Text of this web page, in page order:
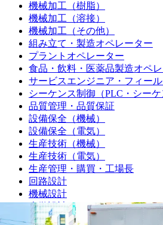
機械加工（樹脂）
機械加工（溶接）
機械加工（その他）
組み立て・製造オペレーター
プラントオペレーター
食品・飲料・医薬品製造オペ
サービスエンジニア・フィー
シーケンス制御（PLC・シーケ
品質管理・品質保証
設備保全（機械）
設備保全（電気）
生産技術（機械）
生産技術（電気）
生産管理・購買・工場長
回路設計
機械設計
光学設計
金型設計